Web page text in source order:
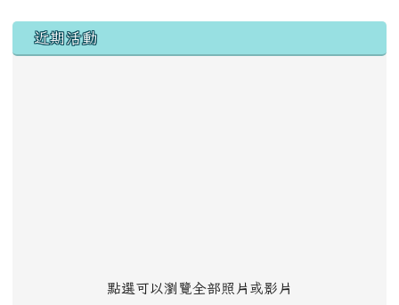
左邊區域內容
近期活動
點選可以瀏覽全部照片或影片